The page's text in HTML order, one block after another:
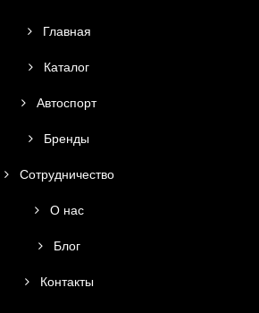
Главная
Каталог
Автоспорт
Бренды
Сотрудничество
О нас
Блог
Контакты